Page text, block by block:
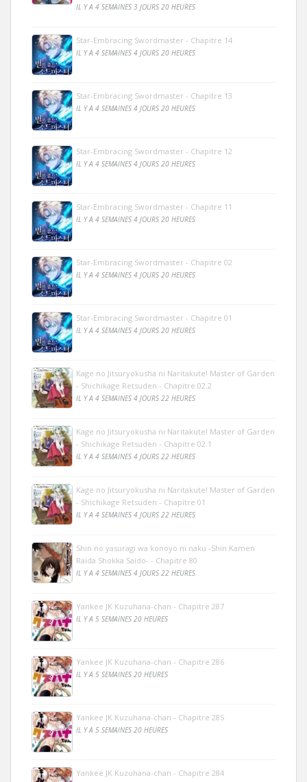
IL Y A 4 SEMAINES 3 JOURS 20 HEURES
Star-Embracing Swordmaster - Chapitre 14
IL Y A 4 SEMAINES 4 JOURS 20 HEURES
Star-Embracing Swordmaster - Chapitre 13
IL Y A 4 SEMAINES 4 JOURS 20 HEURES
Star-Embracing Swordmaster - Chapitre 12
IL Y A 4 SEMAINES 4 JOURS 20 HEURES
Star-Embracing Swordmaster - Chapitre 11
IL Y A 4 SEMAINES 4 JOURS 20 HEURES
Star-Embracing Swordmaster - Chapitre 02
IL Y A 4 SEMAINES 4 JOURS 20 HEURES
Star-Embracing Swordmaster - Chapitre 01
IL Y A 4 SEMAINES 4 JOURS 20 HEURES
Kage no Jitsuryokusha ni Naritakute! Master of Garden
- Shichikage Retsuden - Chapitre 02.2
IL Y A 4 SEMAINES 4 JOURS 22 HEURES
Kage no Jitsuryokusha ni Naritakute! Master of Garden
- Shichikage Retsuden - Chapitre 02.1
IL Y A 4 SEMAINES 4 JOURS 22 HEURES
Kage no Jitsuryokusha ni Naritakute! Master of Garden
- Shichikage Retsuden - Chapitre 01
IL Y A 4 SEMAINES 4 JOURS 22 HEURES
Shin no yasuragi wa konoyo ni naku -Shin Kamen
Raida Shokka Saido- - Chapitre 80
IL Y A 4 SEMAINES 4 JOURS 22 HEURES
Yankee JK Kuzuhana-chan - Chapitre 287
IL Y A 5 SEMAINES 20 HEURES
Yankee JK Kuzuhana-chan - Chapitre 286
IL Y A 5 SEMAINES 20 HEURES
Yankee JK Kuzuhana-chan - Chapitre 285
IL Y A 5 SEMAINES 20 HEURES
Yankee JK Kuzuhana-chan - Chapitre 284